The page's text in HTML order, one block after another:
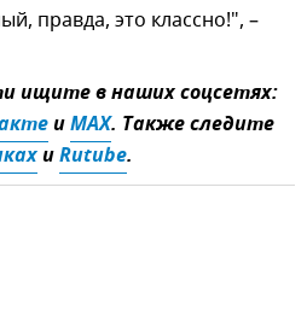
правда, это классно!", –
ищите в наших соцсетях:
иMAX. Также следите
иRutube.